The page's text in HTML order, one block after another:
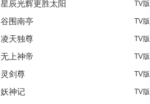
星辰光辉更胜太阳 TV版
谷围南亭 TV版
凌天独尊 TV版
无上神帝 TV版
灵剑尊 TV版
妖神记 TV版